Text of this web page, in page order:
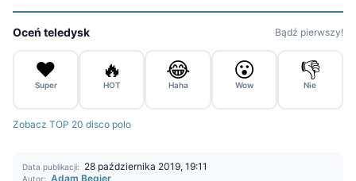
Oceń teledysk Bądź pierwszy!
❤️
Super
🔥
HOT
😂
Haha
😮
Wow
👎
Nie
Zobacz TOP 20 disco polo
Data publikacji: 28 października 2019, 19:11
Autor: Adam Begier